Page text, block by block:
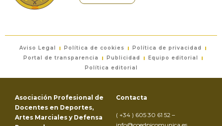
Aviso Legal Política de cookies
Política de privacidad
Portal de transparencia
Publicidad
Equipo editorial
Política editorial
Asociación Profesional de
Docentes en Deportes,
Artes Marciales y Defensa
Contacta
( +34 ) 605 30 61 52 –
info@coedpicomunica.es